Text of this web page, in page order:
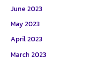
June 2023
May 2023
April 2023
March 2023